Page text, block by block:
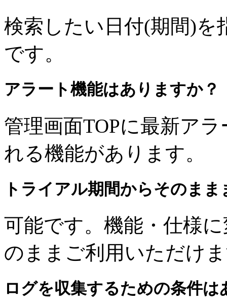
検索したい日付(期間)を
です。
アラート機能はありますか？
管理画面TOPに最新ア
れる機能があります。
トライアル期間からそのま
可能です。機能・仕様
のままご利用いただけ
ログを収集するための条件は